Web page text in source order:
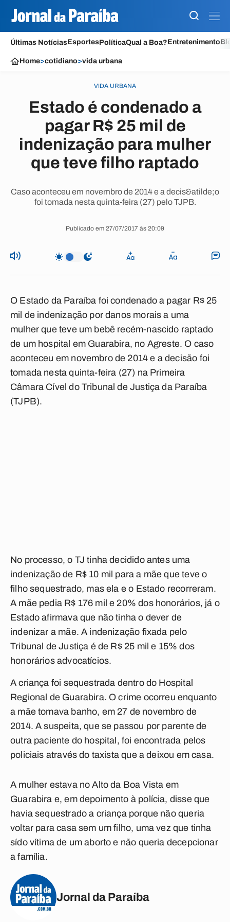
Últimas NotíciasEsportesPolíticaQual a Boa?Entretenimento
Home>cotidiano>vida urbana
VIDA URBANA
Estado é condenado a
pagar R$ 25 mil de
indenização para mulher
que teve filho raptado
Caso aconteceu em novembro de 2014 e a decis&atilde;o
foi tomada nesta quinta-feira (27) pelo TJPB.
Publicado em 27/07/2017 às 20:09
O Estado da Paraíba foi condenado a pagar R$ 25
mil de indenização por danos morais a uma
mulher que teve um bebê recém-nascido raptado
de um hospital em Guarabira, no Agreste. O caso
aconteceu em novembro de 2014 e a decisão foi
tomada nesta quinta-feira (27) na Primeira
Câmara Cível do Tribunal de Justiça da Paraíba
(TJPB).
No processo, o TJ tinha decidido antes uma
indenização de R$ 10 mil para a mãe que teve o
filho sequestrado, mas ela e o Estado recorreram.
A mãe pedia R$ 176 mil e 20% dos honorários, já o
Estado afirmava que não tinha o dever de
indenizar a mãe. A indenização fixada pelo
Tribunal de Justiça é de R$ 25 mil e 15% dos
honorários advocatícios.
A criança foi sequestrada dentro do Hospital
Regional de Guarabira. O crime ocorreu enquanto
a mãe tomava banho, em 27 de novembro de
2014. A suspeita, que se passou por parente de
outra paciente do hospital, foi encontrada pelos
policiais através do taxista que a deixou em casa.
A mulher estava no Alto da Boa Vista em
Guarabira e, em depoimento à polícia, disse que
havia sequestrado a criança porque não queria
voltar para casa sem um filho, uma vez que tinha
sído vítima de um aborto e não queria decepcionar
a família.
Jornal da Paraíba